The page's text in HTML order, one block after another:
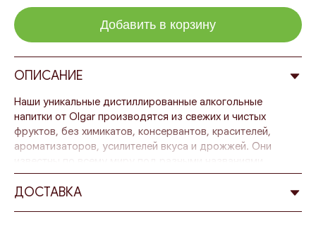
Добавить в корзину
ОПИСАНИЕ
Наши уникальные дистиллированные алкогольные
напитки от Olgar производятся из свежих и чистых
фруктов, без химикатов, консервантов, красителей,
ароматизаторов, усилителей вкуса и дрожжей. Они
такими как Eau_de_vie (Франция), шнапс (Германия),
граппа (Италия), цуйка (Румыния), сливовица (Венгрия),
ДОСТАВКА